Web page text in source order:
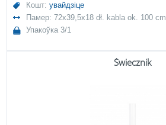
Кошт:увайдзіце
Памер: 72x39,5x18 dł. kabla ok. 100 cm
Упакоўка 3/1
Świecznik